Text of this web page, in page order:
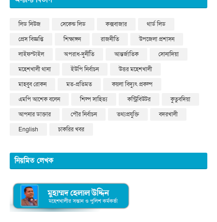
লিড নিউজ সেকেন্ড লিড কক্সবাজার
থার্ড লিড
প্রেস বিজ্ঞপ্তি
শিক্ষাঙ্গন রাজনীতি
উপজেলা প্রশাসন
লাইফস্টাইল
অপরাধ-দুর্নীতি আন্তর্জাতিক
সোনাদিয়া
মহেশখালী থানা
ইউপি নির্বাচন
উত্তর মহেশখালী
মাহবুব রোকন
মত-প্রতিমত
কয়লা বিদ্যুৎ প্রকল্প
এমপি আশেক বলেন
শিল্প সাহিত্য কন্ট্রিবিউটর
কুতুবদিয়া
আপনার ডাক্তার
পৌর নির্বাচন তথ্যপ্রযুক্তি
বদরখালী
English
চাকরির খবর
নিয়মিত লেখক